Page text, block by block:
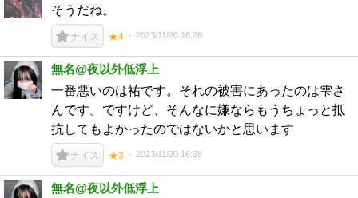
そうだね。
ナイス ★4 2023/11/20 16:28
無名@夜以外低浮上
一番悪いのは祐です。それの被害にあったのは雫さ
んです。ですけど、そんなに嫌ならもうちょっと抵
抗してもよかったのではないかと思います
ナイス ★3 2023/11/20 16:28
無名@夜以外低浮上